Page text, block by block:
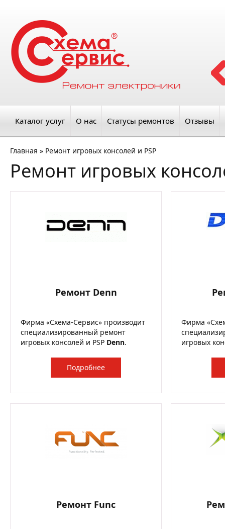
Каталог услуг О нас Статусы ремонтов Отзывы
Главная » Ремонт игровых консолей и PSP
Ремонт игровых
Ремонт Denn
Фирма «Схема-Сервис» производит
специализированный ремонт
игровых консолей и PSP Denn.
Подробнее
Фирма
игровых
Ремонт Func